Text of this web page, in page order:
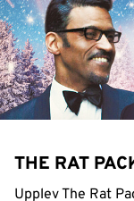
THE RAT
Upplev The Rat